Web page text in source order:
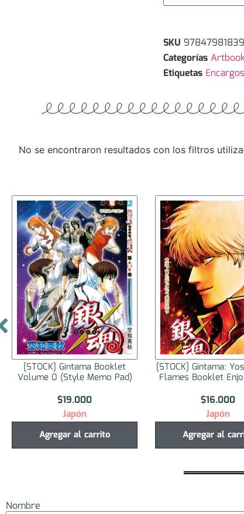
SKU
Categorías
Etiquetas Encargos
No se encontraron resultados con los filtros
[STOCK] Gintama: Yoshiwara in
Flames Booklet Enjo Volume
$16.000
Japón
Agregar al carrito
[STOCK] Monthly
2025 No.10
$57.000
Japón
Seleccionar
Nombre